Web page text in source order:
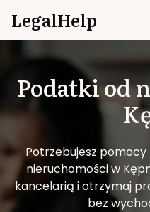
LegalHelp
Podatki od
Potrzebujesz pomocy
nieruchomości w
kancelarią i otrzymaj
bez